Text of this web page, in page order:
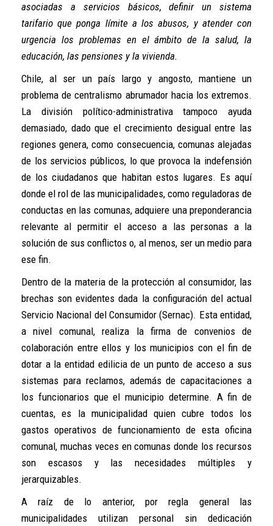
asociadas a servicios básicos, definir un sistema
tarifario que ponga límite a los abusos, y atender con
urgencia los problemas en el ámbito de la salud, la
educación, las pensiones y la vivienda.
Chile, al ser un país largo y angosto, mantiene un
problema de centralismo abrumador hacia los extremos.
La división político-administrativa tampoco ayuda
demasiado, dado que el crecimiento desigual entre las
regiones genera, como consecuencia, comunas alejadas
de los servicios públicos, lo que provoca la indefensión
de los ciudadanos que habitan estos lugares. Es aquí
donde el rol de las municipalidades, como reguladoras de
conductas en las comunas, adquiere una preponderancia
relevante al permitir el acceso a las personas a la
solución de sus conflictos o, al menos, ser un medio para
ese fin.
Dentro de la materia de la protección al consumidor, las
brechas son evidentes dada la configuración del actual
Servicio Nacional del Consumidor (Sernac). Esta entidad,
a nivel comunal, realiza la firma de convenios de
colaboración entre ellos y los municipios con el fin de
dotar a la entidad edilicia de un punto de acceso a sus
sistemas para reclamos, además de capacitaciones a
los funcionarios que el municipio determine. A fin de
cuentas, es la municipalidad quien cubre todos los
gastos operativos de funcionamiento de esta oficina
comunal, muchas veces en comunas donde los recursos
son escasos y las necesidades múltiples y
jerarquizables.
A raíz de lo anterior, por regla general las
municipalidades utilizan personal sin dedicación